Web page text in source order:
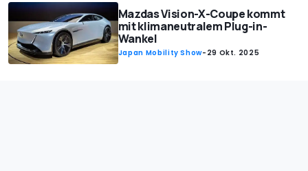
Mazdas Vision-X-Coupe kommt
mit klimaneutralem Plug-in-
Wankel
Japan Mobility Show- 29 Okt. 2025